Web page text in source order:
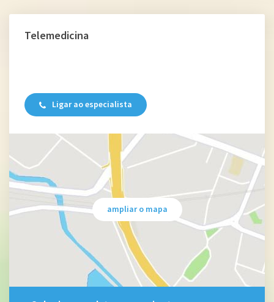
Telemedicina
Ligar ao especialista
ampliar o mapa